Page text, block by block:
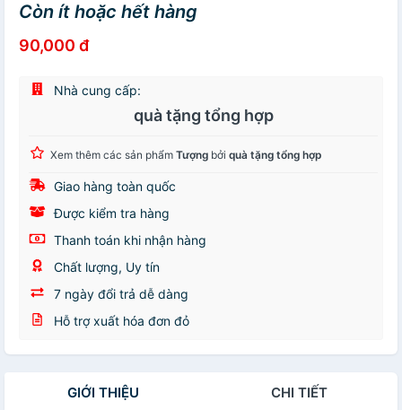
Còn ít hoặc hết hàng
90,000 đ
Nhà cung cấp:
quà tặng tổng hợp
Xem thêm các sản phẩm Tượng bởi quà tặng tổng hợp
Giao hàng toàn quốc
Được kiểm tra hàng
Thanh toán khi nhận hàng
Chất lượng, Uy tín
7 ngày đổi trả dễ dàng
Hỗ trợ xuất hóa đơn đỏ
GIỚI THIỆU CHI TIẾT